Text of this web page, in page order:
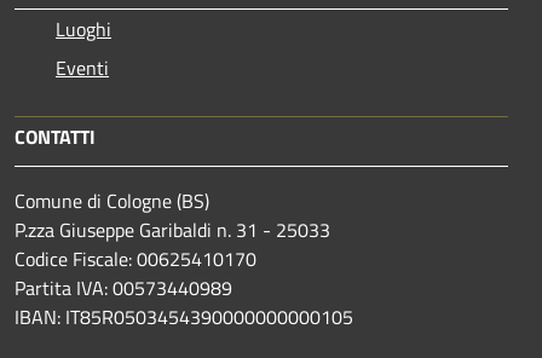
Luoghi
Eventi
CONTATTI
Comune di Cologne (BS)
P.zza Giuseppe Garibaldi n. 31 - 25033
Codice Fiscale: 00625410170
Partita IVA: 00573440989
IBAN: IT85R0503454390000000000105